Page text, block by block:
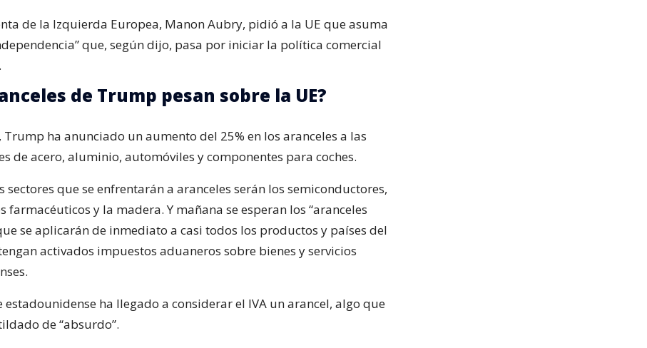
de la Izquierda Europea, Manon Aubry, pidió a la UE que asuma
que, según dijo, pasa por iniciar la política comercial
de Trump pesan sobre la UE?
Trump ha anunciado un aumento del 25% en los aranceles a las
de acero, aluminio, automóviles y componentes para coches.
sectores que se enfrentarán a aranceles serán los semiconductores,
farmacéuticos y la madera. Y mañana se esperan los “aranceles
se aplicarán de inmediato a casi todos los productos y países del
activados impuestos aduaneros sobre bienes y servicios
estadounidense ha llegado a considerar el IVA un arancel, algo que
de “absurdo”.